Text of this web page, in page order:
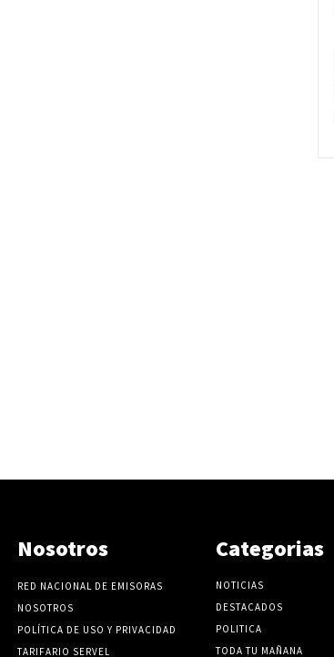
Nosotros
RED NACIONAL DE EMISORAS
NOSOTROS
POLÍTICA DE USO Y PRIVACIDAD
TARIFARIO SERVEL
Categorias
NOTICIAS
DESTACADOS
POLITICA
TODA TU MAÑANA